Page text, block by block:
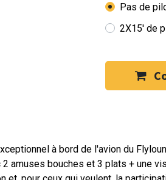
Pas de
2X15' de
à bord de l'avion du
amuses bouches et 3 plats + une